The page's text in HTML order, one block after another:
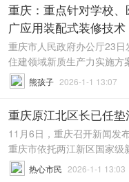
重庆：重点针对学校
广应用装配式装修技术
重庆市人民政府办公厅23
住建领域新质生产力实施方
熊孩子 2026-1-1 13:07
重庆原江北区长已任
11月6日，重庆召开新闻发
重庆市依托两江新区国家级
热心市民 2026-1-1 13:03